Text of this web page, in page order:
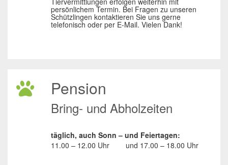
persönlichem Termin. Bei Fragen zu unseren
Schützlingen kontaktieren Sie uns gerne
telefonisch oder per E-Mail. Vielen Dank!
Pension
Bring- und Abholzeiten
täglich, auch Sonn – und Feiertagen:
11.00 – 12.00 Uhr
und 17.00 – 18.00 Uhr